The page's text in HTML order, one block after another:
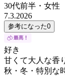
30代前半 ・ 女性
7.3.2026
参考になった0
好き
甘くて大人な香
秋・冬・特別な